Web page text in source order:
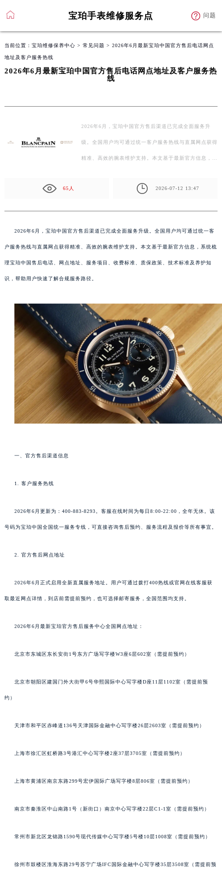
宝珀手表维修服务点 问题
当前位置： 宝珀维修保养中心 > 常见问题 > 2026年6月最新宝珀中国官方售后电话网点
地址及客户服务热线
2026年6月最新宝珀中国官方售后电话网点地址及客户服务热
线
2026年6月，宝珀中国官方售后渠道已完成全面服务升
级。全国用户均可通过统一客户服务热线与直属网点获得
精准、高效的腕表维护支持。本文基于最新官方信息，…
65人 2026-07-12 13:47
2026年6月，宝珀中国官方售后渠道已完成全面服务升级。全国用户均可通过统一客
户服务热线与直属网点获得精准、高效的腕表维护支持。本文基于最新官方信息，系统梳
理宝珀中国售后电话、网点地址、服务项目、收费标准、质保政策、技术标准及养护知
识，帮助用户快速了解合规服务路径。
一、官方售后渠道信息
1. 客户服务热线
2026年6月更新为：400-883-8293。客服在线时间为每日8:00-22:00，全年无休。该
号码为宝珀中国全国统一服务专线，可直接咨询售后预约、服务流程及报价等所有事宜。
2. 官方售后网点地址
2026年6月正式启用全新直属服务地址。用户可通过拨打400热线或官网在线客服获
取最近网点详情，到店前需提前预约，也可选择邮寄服务，全国范围均支持。
2026年6月最新宝珀官方售后服务中心全国网点地址：
北京市东城区东长安街1号东方广场写字楼W3座6层602室（需提前预约）
北京市朝阳区建国门外大街甲6号华熙国际中心写字楼D座11层1102室（需提前预
约）
天津市和平区赤峰道136号天津国际金融中心写字楼26层2603室（需提前预约）
上海市徐汇区虹桥路3号港汇中心写字楼2座37层3705室（需提前预约）
上海市黄浦区南京东路299号宏伊国际广场写字楼8层806室（需提前预约）
南京市秦淮区中山南路1号（新街口）南京中心写字楼22层C1-1室（需提前预约）
常州市新北区龙锦路1590号现代传媒中心写字楼5号楼10层1008室（需提前预约）
徐州市鼓楼区淮海东路29号苏宁广场IFC国际金融中心写字楼35层3508室（需提前预